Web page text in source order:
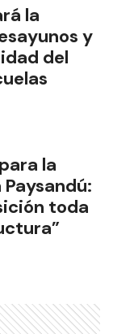
la
y
del
la
toda